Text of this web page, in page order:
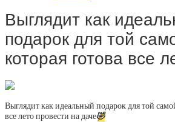
Выглядит как
подарок для той
которая готова все
Выглядит как идеальный подарок для той
все лето провести на даче🤣